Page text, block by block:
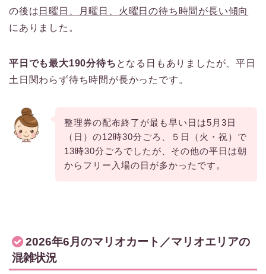
の後は 日曜日、月曜日、火曜日の待ち時間が長い傾向
にありました。
平日でも最大190分待ち となる日もありましたが、平日
土日関わらず待ち時間が長かったです。
整理券の配布終了が最も早い日は5月3日
（日）の12時30分ごろ、５日（火・祝）で
13時30分ごろでしたが、その他の平日は朝
からフリー入場の日が多かったです。
2026年6月のマリオカート／マリオエリアの
混雑状況